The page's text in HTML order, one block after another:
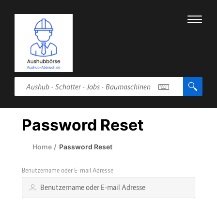
Password Reset
Home / Password Reset
Benutzername oder E-mail Adresse